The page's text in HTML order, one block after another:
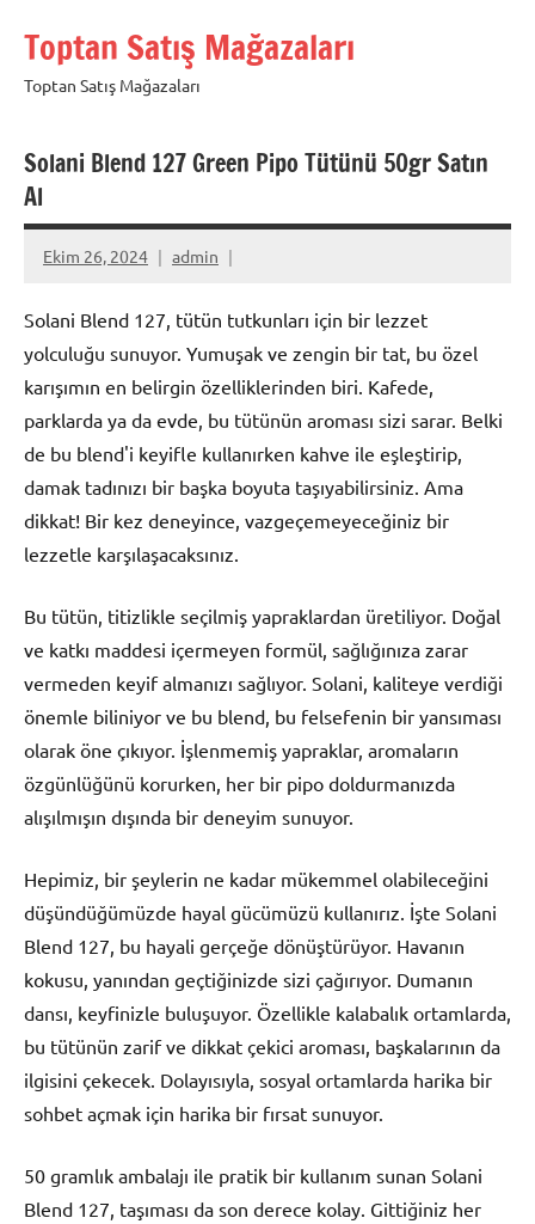
Toptan Satış Mağazaları
Toptan Satış Mağazaları
Solani Blend 127 Green Pipo Tütünü 50gr Satın
Al
Ekim 26, 2024 admin
Solani Blend 127, tütün tutkunları için bir lezzet
yolculuğu sunuyor. Yumuşak ve zengin bir tat, bu özel
karışımın en belirgin özelliklerinden biri. Kafede,
parklarda ya da evde, bu tütünün aroması sizi sarar. Belki
de bu blend'i keyifle kullanırken kahve ile eşleştirip,
damak tadınızı bir başka boyuta taşıyabilirsiniz. Ama
dikkat! Bir kez deneyince, vazgeçemeyeceğiniz bir
lezzetle karşılaşacaksınız.
Bu tütün, titizlikle seçilmiş yapraklardan üretiliyor. Doğal
ve katkı maddesi içermeyen formül, sağlığınıza zarar
vermeden keyif almanızı sağlıyor. Solani, kaliteye verdiği
önemle biliniyor ve bu blend, bu felsefenin bir yansıması
olarak öne çıkıyor. İşlenmemiş yapraklar, aromaların
özgünlüğünü korurken, her bir pipo doldurmanızda
alışılmışın dışında bir deneyim sunuyor.
Hepimiz, bir şeylerin ne kadar mükemmel olabileceğini
düşündüğümüzde hayal gücümüzü kullanırız. İşte Solani
Blend 127, bu hayali gerçeğe dönüştürüyor. Havanın
kokusu, yanından geçtiğinizde sizi çağırıyor. Dumanın
dansı, keyfinizle buluşuyor. Özellikle kalabalık ortamlarda,
bu tütünün zarif ve dikkat çekici aroması, başkalarının da
ilgisini çekecek. Dolayısıyla, sosyal ortamlarda harika bir
sohbet açmak için harika bir fırsat sunuyor.
50 gramlık ambalajı ile pratik bir kullanım sunan Solani
Blend 127, taşıması da son derece kolay. Gittiğiniz her